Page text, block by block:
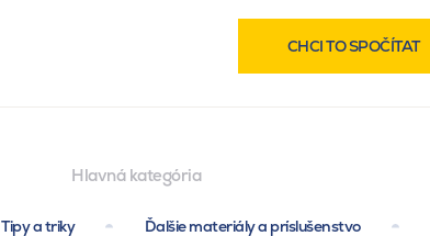
CHCI TO SPOČÍTAT
Hlavná kategória
Tipy a triky Ďalšie materiály a príslušenstvo